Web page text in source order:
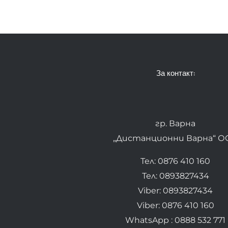
За контакт:
гр. Варна
„Дистанционни Варна“
Тел: 0876 410 160
Тел: 0893827434
Viber: 0893827434
Viber: 0876 410 160
WhatsApp : 0888 532 771